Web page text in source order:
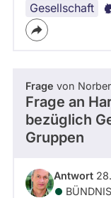
Gesellschaft
Frage von
Frage an
bezüglich
Gruppen
Antwort